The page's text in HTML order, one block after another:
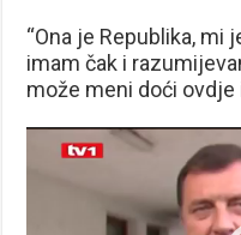
“Ona je Republika, mi
imam čak i
može meni doći ovdje
Reproduktor
videozapisa